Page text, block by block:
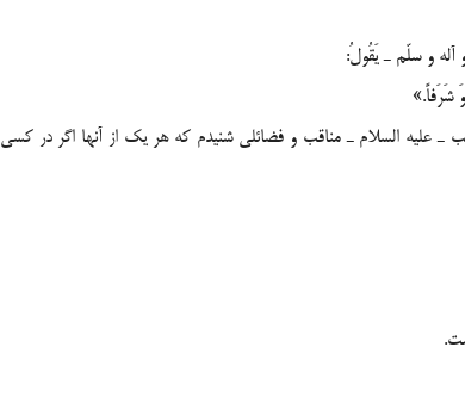
آله و سلّم ـ یَقُولُ:
ـ علیه السلام ـ مناقب و فضائلی شنیدم كه هر یك از آنها اگر در كسی